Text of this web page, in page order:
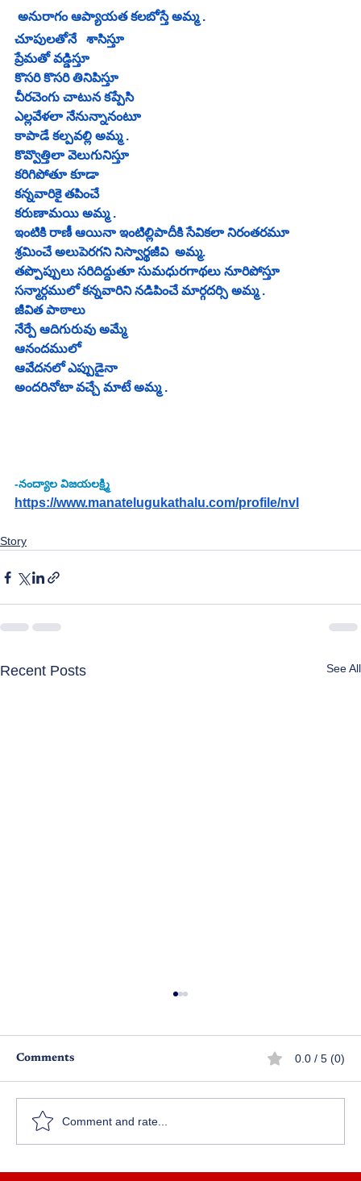
అనురాగం ఆప్యాయత కలబోస్తే అమ్మ .
చూపులతోనే   శాసిస్తూ
ప్రేమతో వడ్డిస్తూ
కొసరి కొసరి తినిపిస్తూ
చీరచెంగు చాటున కప్పేసి
ఎల్లవేళలా నేనున్నానంటూ
కాపాడే కల్పవల్లి అమ్మ .
కొవ్వొత్తిలా వెలుగునిస్తూ
కరిగిపోతూ కూడా
కన్నవారికై తపించే
కరుణామయి అమ్మ .
ఇంటికి రాణీ ఆయినా ఇంటిల్లిపాదీకి సేవికలా నిరంతరమూ
శ్రమించే అలుపెరగని నిస్వార్థజీవి  అమ్మ.
తప్పొప్పులు సరిదిద్దుతూ సుమధురగాథలు నూరిపోస్తూ
సన్మార్గములో కన్నవారిని నడిపించే మార్గదర్సి అమ్మ .
జీవిత పాఠాలు
నేర్పే ఆదిగురువు అమ్మే
ఆనందములో
ఆవేదనలో ఎప్పుడైనా
అందరినోటా వచ్చే మాటే అమ్మ .
-నంద్యాల విజయలక్ష్మి
https://www.manatelugukathalu.com/profile/nvl
Story
Recent Posts See All
Comments 0.0 / 5 (0)
Comment and rate...